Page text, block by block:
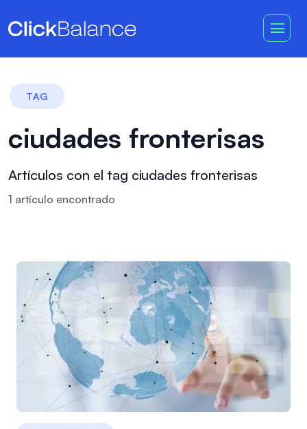
TAG
ciudades fronterisas
Artículos con el tag ciudades fronterisas
1 artículo encontrado